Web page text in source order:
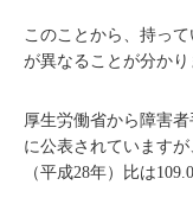
このことから、持っ
が異なることが分かり
厚生労働省から障害
に公表されています
（平成28年）比は